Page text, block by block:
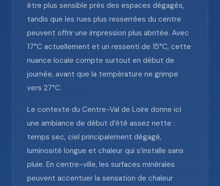
être plus sensible près des espaces dégagés,
tandis que les rues plus resserrées du centre
peuvent offrir une impression plus abritée. Avec
17°C actuellement et un ressenti de 15°C, cette
nuance locale compte surtout en début de
journée, avant que la température ne grimpe
vers 27°C.
Le contexte du Centre-Val de Loire donne ici
une ambiance de début d’été assez nette :
temps sec, ciel principalement dégagé,
luminosité longue et chaleur qui s’installe sans
pluie. En centre-ville, les surfaces minérales
peuvent accentuer la sensation de chaleur